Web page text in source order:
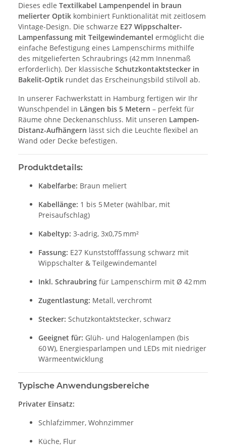
Dieses edle Textilkabel Lampenpendel in braun
melierter Optik kombiniert Funktionalität mit zeitlosem
Vintage-Design. Die schwarze E27 Wippschalter-
Lampenfassung mit Teilgewindemantel ermöglicht die
einfache Befestigung eines Lampenschirms mithilfe
des mitgelieferten Schraubrings (42 mm Innenmaß
erforderlich). Der klassische Schutzkontaktstecker in
Bakelit-Optik rundet das Erscheinungsbild stilvoll ab.
In unserer Fachwerkstatt in Hamburg fertigen wir Ihr
Wunschpendel in Längen bis 5 Metern – perfekt für
Räume ohne Deckenanschluss. Mit unseren Lampen-
Distanz-Aufhängern lässt sich die Leuchte flexibel an
Wand oder Decke befestigen.
Produktdetails:
Kabelfarbe: Braun meliert
Kabellänge: 1 bis 5 Meter (wählbar, mit
Preisaufschlag)
Kabeltyp: 3-adrig, 3x0,75 mm²
Fassung: E27 Kunststofffassung schwarz mit
Wippschalter & Teilgewindemantel
Inkl. Schraubring für Lampenschirm mit Ø 42 mm
Zugentlastung: Metall, verchromt
Stecker: Schutzkontaktstecker, schwarz
Geeignet für: Glüh- und Halogenlampen (bis
60 W), Energiesparlampen und LEDs mit niedriger
Wärmeentwicklung
Typische Anwendungsbereiche
Privater Einsatz:
Schlafzimmer, Wohnzimmer
Küche, Flur